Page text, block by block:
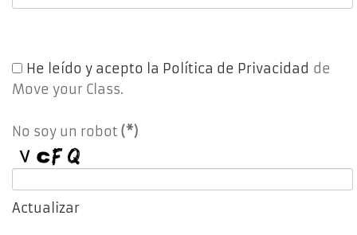
He leído y acepto la Política de Privacidad de
Move your Class.
No soy un robot (*)
Actualizar